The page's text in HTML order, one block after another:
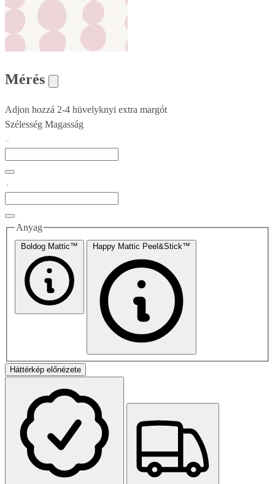
Mérés
Adjon hozzá 2-4 hüvelyknyi extra margót
Szélesség Magasság
Anyag
Boldog Mattic™ Happy Mattic Peel&Stick™
Háttérkép előnézete